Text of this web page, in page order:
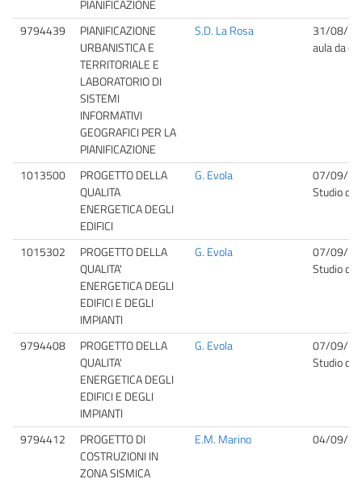
PIANIFICAZIONE
9794439
PIANIFICAZIONE
URBANISTICA E
TERRITORIALE E
LABORATORIO DI
SISTEMI
INFORMATIVI
GEOGRAFICI PER LA
PIANIFICAZIONE
S.D. La Rosa
31/08/
aula da
1013500
PROGETTO DELLA
QUALITA
ENERGETICA DEGLI
EDIFICI
G. Evola
07/09/
Studio
1015302
PROGETTO DELLA
QUALITA'
ENERGETICA DEGLI
EDIFICI E DEGLI
IMPIANTI
G. Evola
07/09/
Studio
9794408
PROGETTO DELLA
QUALITA'
ENERGETICA DEGLI
EDIFICI E DEGLI
IMPIANTI
G. Evola
07/09/
Studio
9794412
PROGETTO DI
COSTRUZIONI IN
ZONA SISMICA
E.M. Marino 04/09/